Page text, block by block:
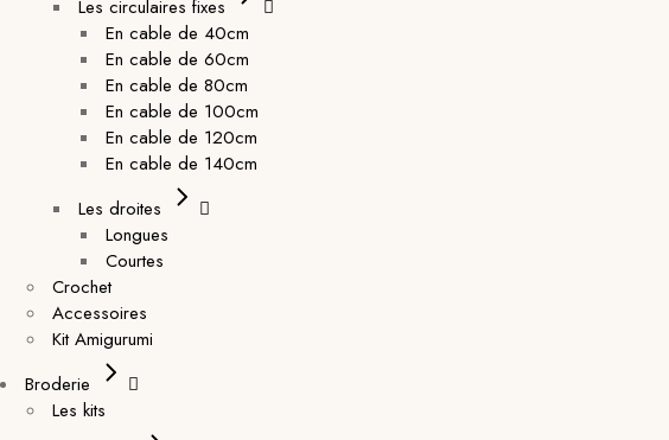
Les circulaires fixes
En cable de 40cm
En cable de 60cm
En cable de 80cm
En cable de 100cm
En cable de 120cm
En cable de 140cm
Les droites
Longues
Courtes
Crochet
Accessoires
Kit Amigurumi
Broderie
Les kits